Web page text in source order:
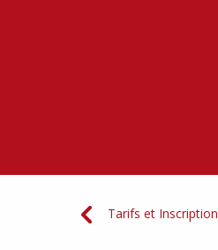
Tarifs et Inscription